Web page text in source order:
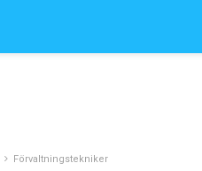
Förvaltningstekniker